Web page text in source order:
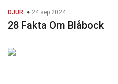
DJUR 24 sep 2024
28 Fakta Om Blåbock